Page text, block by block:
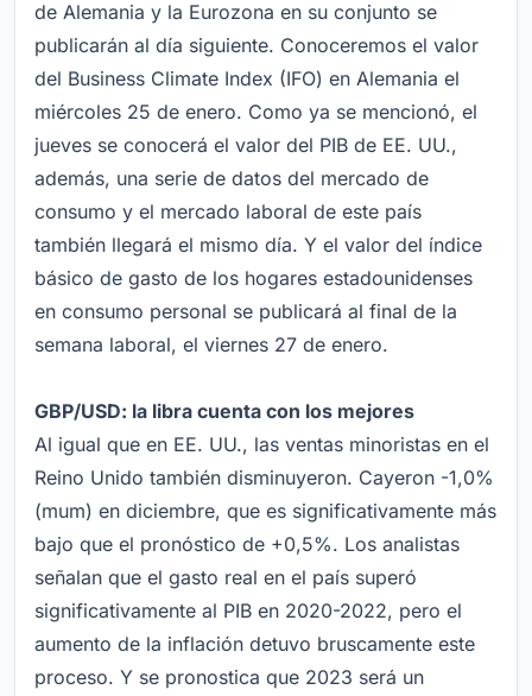
de Alemania y la Eurozona en su conjunto se
publicarán al día siguiente. Conoceremos el valor
del Business Climate Index (IFO) en Alemania el
miércoles 25 de enero. Como ya se mencionó, el
jueves se conocerá el valor del PIB de EE. UU.,
además, una serie de datos del mercado de
consumo y el mercado laboral de este país
también llegará el mismo día. Y el valor del índice
básico de gasto de los hogares estadounidenses
en consumo personal se publicará al final de la
semana laboral, el viernes 27 de enero.
GBP/USD: la libra cuenta con los mejores
Al igual que en EE. UU., las ventas minoristas en el
Reino Unido también disminuyeron. Cayeron -1,0%
(mum) en diciembre, que es significativamente más
bajo que el pronóstico de +0,5%. Los analistas
señalan que el gasto real en el país superó
significativamente al PIB en 2020-2022, pero el
aumento de la inflación detuvo bruscamente este
proceso. Y se pronostica que 2023 será un